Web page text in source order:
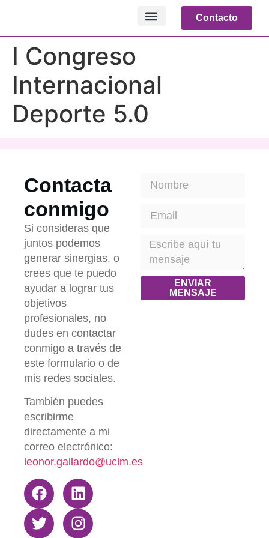
Contacto
I Congreso
Internacional
Deporte 5.0
Contacta
conmigo
Si consideras que
juntos podemos
generar sinergias, o
crees que te puedo
ayudar a lograr tus
objetivos
profesionales, no
dudes en contactar
conmigo a través de
este formulario o de
mis redes sociales.
También puedes
escribirme
directamente a mi
correo electrónico:
leonor.gallardo@uclm.es
ENVIAR
MENSAJE